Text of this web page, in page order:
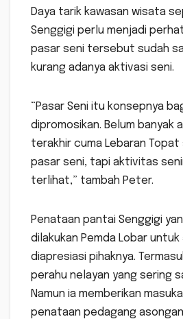
Daya tarik kawasan wisata
Senggigi perlu menjadi
pasar seni tersebut sudah
kurang adanya aktivasi seni.
“Pasar Seni itu konsepnya
dipromosikan. Belum banyak
terakhir cuma Lebaran Topat
pasar seni, tapi aktivitas
terlihat,” tambah Peter.
Penataan pantai Senggigi
dilakukan Pemda Lobar
diapresiasi pihaknya.
perahu nelayan yang sering
Namun ia memberikan
penataan pedagang